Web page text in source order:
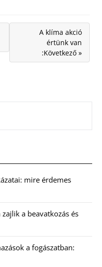
A klíma akció
értünk van
:Következő »
mire érdemes
a beavatkozás és
a fogászatban: